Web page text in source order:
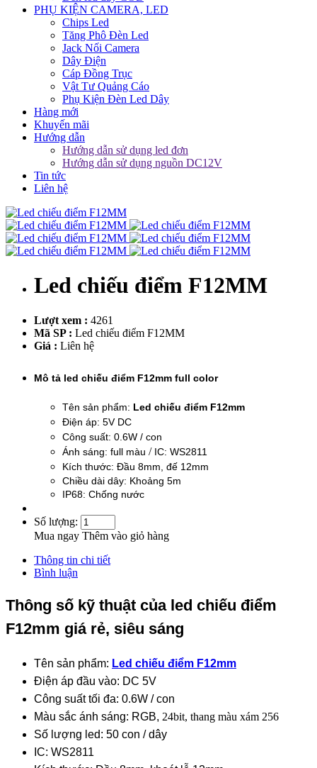
PHỤ KIỆN CAMERA, LED
Chips Led
Tăng Phô Đèn Led
Jack Nối Camera
Dây Điện
Cáp Đồng Trục
Vật Tư Quảng Cáo
Phụ Kiện Đèn Led Dây
Hàng mới
Khuyến mãi
Hướng dẫn
Hướng dẫn sử dụng led đơn
Hướng dẫn sử dụng nguồn DC12V
Tin tức
Liên hệ
Led chiếu điểm F12MM
Lượt xem : 4261
Mã SP : Led chiếu điểm F12MM
Giá : Liên hệ
Mô tả led chiếu điểm F12mm full color
Tên sản phẩm: Led chiếu điểm F12mm
Điện áp: 5V DC
Công suất: 0.6W / con
Ánh sáng: full màu / IC: WS2811
Kích thước: Đầu 8mm, đế 12mm
Chiều dài dây: Khoảng 5m
IP68: Chống nước
Số lượng:
Mua ngay Thêm vào giỏ hàng
Thông tin chi tiết
Bình luận
Thông số kỹ thuật của led chiếu điểm
F12mm giá rẻ, siêu sáng
Tên sản phẩm: Led chiếu điểm F12mm
​Điện áp đầu vào: DC 5V
Công suất tối đa: 0.6W / con
Màu sắc ánh sáng: RGB, 24bit, thang màu xám 256
Số lượng led: 50 con / dây
IC: WS2811